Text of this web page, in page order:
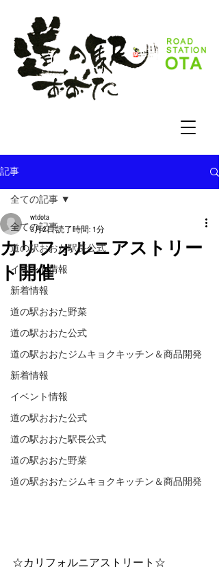
記事
全ての記事
道の駅おおた駅長公式
イベント情報
新着情報
道の駅おおた野菜
道の駅おおた公式
道の駅おおたジムキョクキッチン＆商品開発
新着情報
イベント情報
道の駅おおた公式
道の駅おおた駅長公式
道の駅おおた野菜
道の駅おおたジムキョクキッチン＆商品開発
全ての記事
カリフォルニアストリー
ト開催
wtdota
3月2日読了時間: 1分
☆カリフォルニアストリート☆